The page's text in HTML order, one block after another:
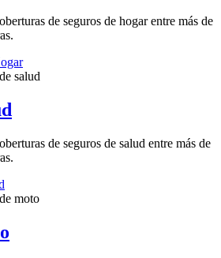
de seguros de hogar entre más de
de seguros de salud entre más de